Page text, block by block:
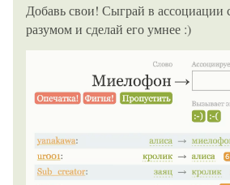
Добавь свои! Сыграй в ассоциации
разумом и сделай его умнее :)